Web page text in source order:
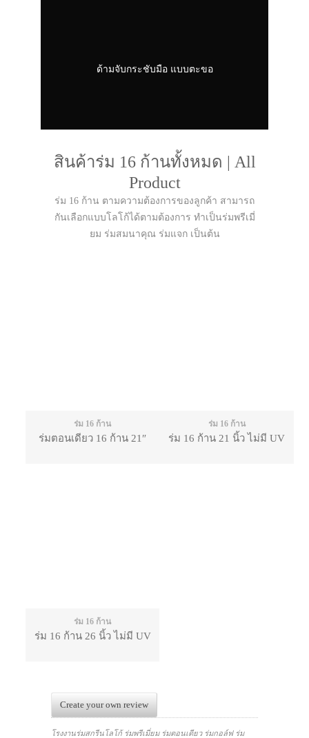
ด้ามจับกระชับมือ แบบตะขอ
สินค้าร่ม 16 ก้านทั้งหมด | All
Product
ร่ม 16 ก้าน ตามความต้องการของลูกค้า สามารถ
กันเลือกแบบโลโก้ได้ตามต้องการ ทำเป็นร่มพรีเมี่
ยม ร่มสมนาคุณ ร่มแจก เป็นต้น
ร่ม 16 ก้าน
ร่มตอนเดียว 16 ก้าน 21″
ร่ม 16 ก้าน
ร่ม 16 ก้าน 21 นิ้ว ไม่มี UV
ร่ม 16 ก้าน
ร่ม 16 ก้าน 26 นิ้ว ไม่มี UV
Create your own review
โรงงานร่มสกรีนโลโก้ ร่มพรีเมี่ยม ร่มตอนเดียว ร่มกอล์ฟ ร่ม